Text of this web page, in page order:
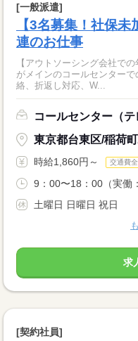
[一般派遣]
【3名募集！社保
連のお仕事
【アウトソーシング会社で
がメインのコールセンターでのお仕事です
絡、折返し対応、W...
コールセンター（テ
東京都台東区/稲荷
時給1,860円～ 交通費
9：00〜18：00（実働
土曜日 日曜日 祝日
求
[契約社員]